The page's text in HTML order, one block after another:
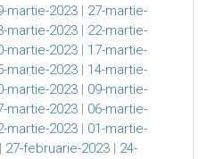
martie-2023 | 27-martie-
martie-2023 | 22-martie-
martie-2023 | 17-martie-
martie-2023 | 14-martie-
martie-2023 | 09-martie-
martie-2023 | 06-martie-
martie-2023 | 01-martie-
| 27-februarie-2023 | 24-